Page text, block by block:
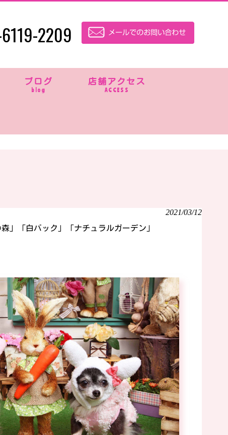
2209
ブログ
blog
店舗アクセス
ACCESS
2021/03/12
」「白バック」「ナチュラルガーデン」